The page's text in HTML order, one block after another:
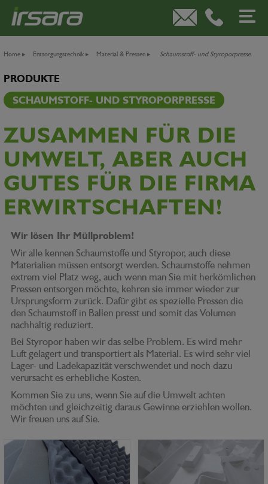
Home ▸ Entsorgungstechnik ▸ Material & Pressen ▸ Schaumstoff- und Styroporpresse
PRODUKTE
SCHAUMSTOFF- UND STYROPORPRESSE
ZUSAMMEN FÜR DIE
UMWELT, ABER AUCH
GUTES FÜR DIE FIRMA
ERWIRTSCHAFTEN!
Wir lösen Ihr Müllproblem!
Wir alle kennen Schaumstoffe und Styropor, auch diese
Materialien müssen entsorgt werden. Schaumstoffe nehmen
extrem viel Platz weg, auch wenn man Sie mit herkömlichen
Pressen entsorgen möchte, kehren sie immer wieder zur
Ursprungsform zurück. Dafür gibt es spezielle Pressen die
den Schaumstoff in Ballen presst und somit das Volumen
nachhaltig reduziert.
Bei Styropor haben wir das selbe Problem. Es wird mehr
Luft gelagert und transportiert als Material. Es wird sehr viel
Lager- und Ladekapazität verschwendet und noch dazu
verursacht es erhebliche Kosten.
Kommen Sie zu uns, wenn Sie auf die Umwelt achten
möchten und gleichzeitig daraus Gewinne erziehlen wollen.
Wir freuen uns auf Sie.